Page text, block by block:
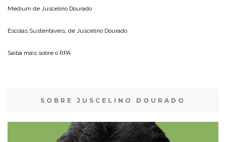
Medium de Juscelino Dourado
Escolas Sustentáveis, de Juscelino Dourado
Saiba mais sobre o RPA
SOBRE JUSCELINO DOURADO